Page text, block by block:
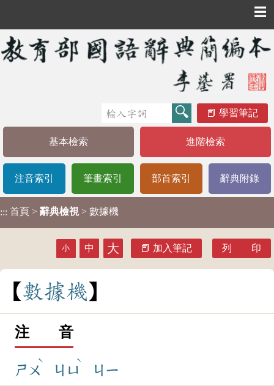
☰
學習筆記
基本檢索 進階檢索
注音索引 筆畫索引 部首索引 辭典附錄
::: 首頁 > 辭典檢視 > 數據機
小 中 大 加入筆記 列 印
數據機
注 音
ㄕㄨ
ˋ
ㄐㄩ
ˋ
ㄐㄧ